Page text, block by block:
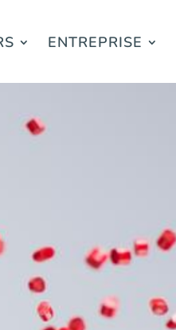
ENTREPRISE